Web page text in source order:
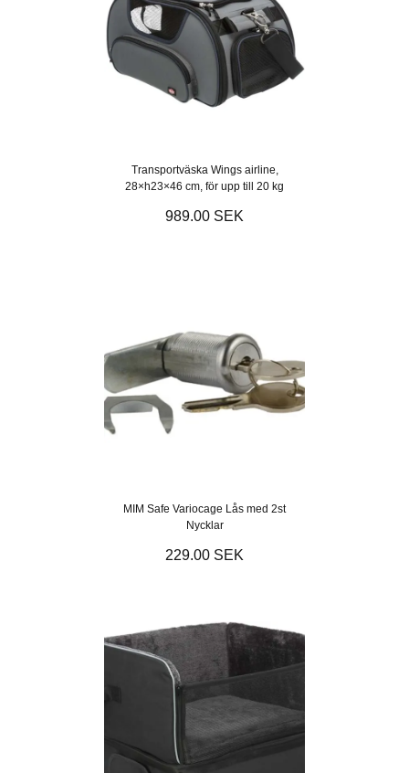
Transportväska Wings airline,
28×h23×46 cm, för upp till 20 kg
989.00 SEK
MIM Safe Variocage Lås med 2st
Nycklar
229.00 SEK